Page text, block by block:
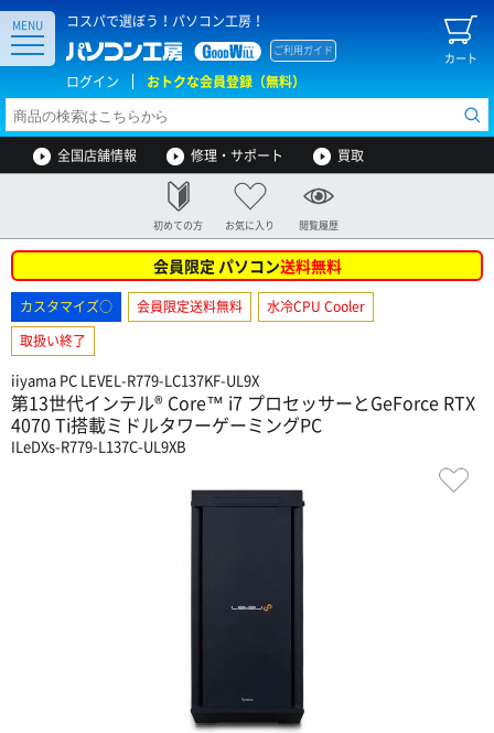
コスパで選ぼう！パソコン工房！
カート
ご利用ガイド
ログイン おトクな会員登録（無料）
MENU
全国店舗情報 修理・サポート 買取
初めての方 お気に入り 閲覧履歴
会員限定 パソコン送料無料
カスタマイズ○ 会員限定送料無料
水冷CPU Cooler
取扱い終了
iiyama PC LEVEL-R779-LC137KF-UL9X
第13世代インテル® Core™ i7 プロセッサーとGeForce RTX
4070 Ti搭載ミドルタワーゲーミングPC
ILeDXs-R779-L137C-UL9XB